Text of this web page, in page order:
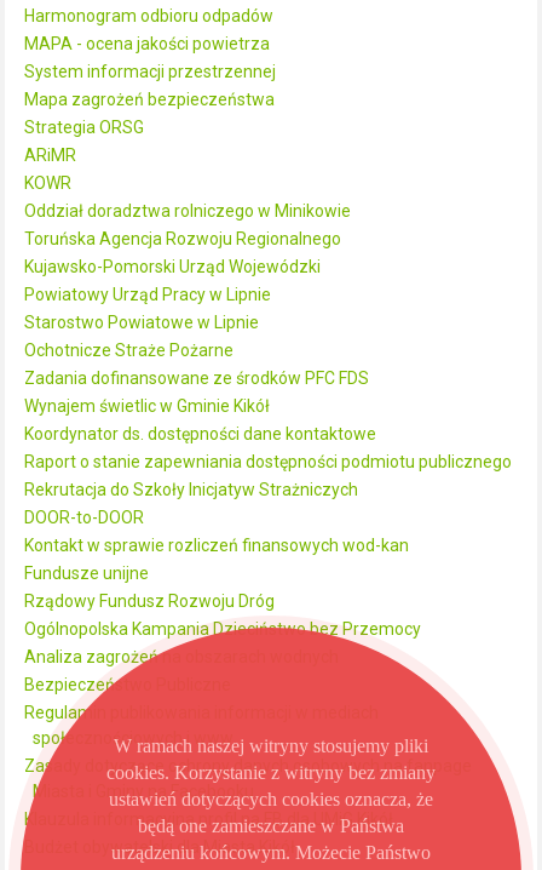
Harmonogram odbioru odpadów
MAPA - ocena jakości powietrza
System informacji przestrzennej
Mapa zagrożeń bezpieczeństwa
Strategia ORSG
ARiMR
KOWR
Oddział doradztwa rolniczego w Minikowie
Toruńska Agencja Rozwoju Regionalnego
Kujawsko-Pomorski Urząd Wojewódzki
Powiatowy Urząd Pracy w Lipnie
Starostwo Powiatowe w Lipnie
Ochotnicze Straże Pożarne
Zadania dofinansowane ze środków PFC FDS
Wynajem świetlic w Gminie Kikół
Koordynator ds. dostępności dane kontaktowe
Raport o stanie zapewniania dostępności podmiotu publicznego
Rekrutacja do Szkoły Inicjatyw Strażniczych
DOOR-to-DOOR
Kontakt w sprawie rozliczeń finansowych wod-kan
Fundusze unijne
Rządowy Fundusz Rozwoju Dróg
Ogólnopolska Kampania Dzieciństwo bez Przemocy
Analiza zagrożeń na obszarach wodnych
Bezpieczeństwo Publiczne
Regulamin publikowania informacji w mediach
społecznościowych i www
Zasady dotyczące ochrony danych osobowych na fanpage
Miasta i Gminy na Facebooku
Klauzula informacyjna profil na FB dla UMiG Kikół
Budżet obywatelski dla Miasta Kikół
W ramach naszej witryny stosujemy pliki
cookies. Korzystanie z witryny bez zmiany
ustawień dotyczących cookies oznacza, że
będą one zamieszczane w Państwa
urządzeniu końcowym. Możecie Państwo